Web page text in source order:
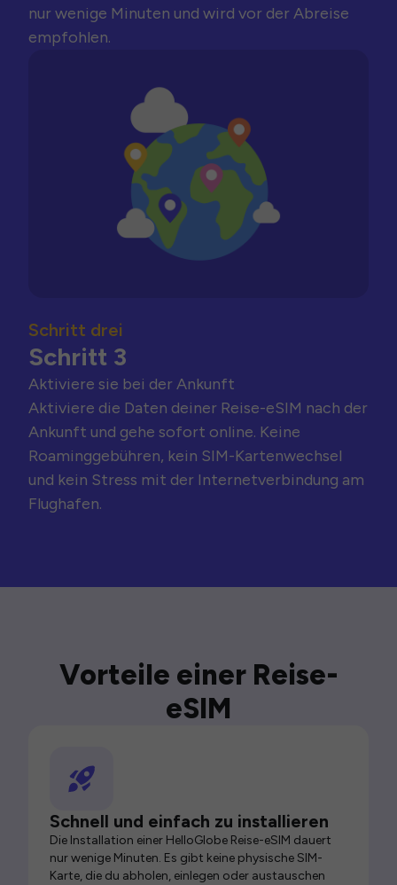
nur wenige Minuten und wird vor der Abreise
empfohlen.
Schritt drei
Schritt 3
Aktiviere sie bei der Ankunft
Aktiviere die Daten deiner Reise-eSIM nach der
Ankunft und gehe sofort online. Keine
Roaminggebühren, kein SIM-Kartenwechsel
und kein Stress mit der Internetverbindung am
Flughafen.
Vorteile einer Reise-
eSIM
Schnell und einfach zu installieren
Die Installation einer HelloGlobe Reise-eSIM dauert
nur wenige Minuten. Es gibt keine physische SIM-
Karte, die du abholen, einlegen oder austauschen